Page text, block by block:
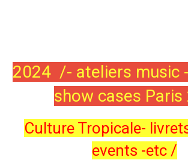
2024 /- ateliers music
show cases Paris
Culture Tropicale-
events -etc /